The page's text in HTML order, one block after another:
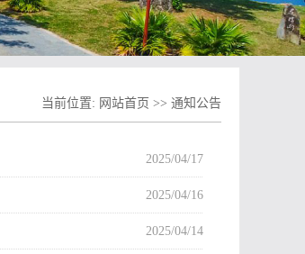
当前位置: 网站首页 >> 通知公告
2025/04/17
2025/04/16
2025/04/14